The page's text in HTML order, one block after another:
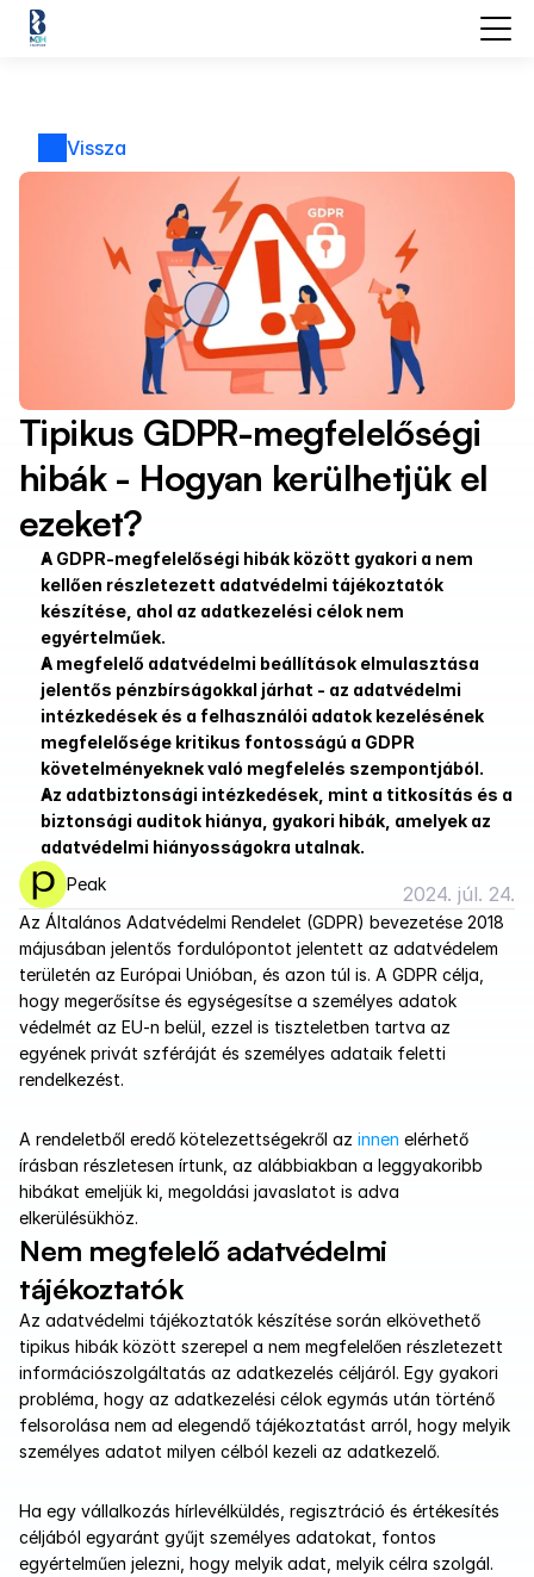
Vissza
Tipikus GDPR-megfelelőségi
hibák - Hogyan kerülhetjük el
ezeket?
A GDPR-megfelelőségi hibák között gyakori a nem
kellően részletezett adatvédelmi tájékoztatók
készítése, ahol az adatkezelési célok nem
egyértelműek.
A megfelelő adatvédelmi beállítások elmulasztása
jelentős pénzbírságokkal járhat - az adatvédelmi
intézkedések és a felhasználói adatok kezelésének
megfelelősége kritikus fontosságú a GDPR
követelményeknek való megfelelés szempontjából.
Az adatbiztonsági intézkedések, mint a titkosítás és a
biztonsági auditok hiánya, gyakori hibák, amelyek az
adatvédelmi hiányosságokra utalnak.
Peak
2024. júl. 24.
Az Általános Adatvédelmi Rendelet (GDPR) bevezetése 2018
májusában jelentős fordulópontot jelentett az adatvédelem
területén az Európai Unióban, és azon túl is. A GDPR célja,
hogy megerősítse és egységesítse a személyes adatok
védelmét az EU-n belül, ezzel is tiszteletben tartva az
egyének privát szféráját és személyes adataik feletti
rendelkezést.
A rendeletből eredő kötelezettségekről az innen elérhető
írásban részletesen írtunk, az alábbiakban a leggyakoribb
hibákat emeljük ki, megoldási javaslatot is adva
elkerülésükhöz.
Nem megfelelő adatvédelmi
tájékoztatók
Az adatvédelmi tájékoztatók készítése során elkövethető
tipikus hibák között szerepel a nem megfelelően részletezett
információszolgáltatás az adatkezelés céljáról. Egy gyakori
probléma, hogy az adatkezelési célok egymás után történő
felsorolása nem ad elegendő tájékoztatást arról, hogy melyik
személyes adatot milyen célból kezeli az adatkezelő.
Ha egy vállalkozás hírlevélküldés, regisztráció és értékesítés
céljából egyaránt gyűjt személyes adatokat, fontos
egyértelműen jelezni, hogy melyik adat, melyik célra szolgál.